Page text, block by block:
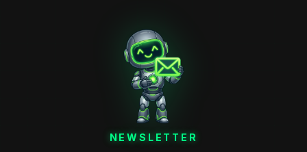
NEWSLETTER